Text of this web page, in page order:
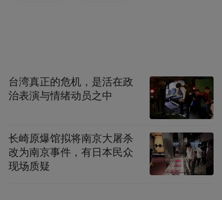
台湾真正的危机，是活在政
治表演与情绪动员之中
长崎原爆馆拟将南京大屠杀
改为南京事件，有日本民众
现场质疑